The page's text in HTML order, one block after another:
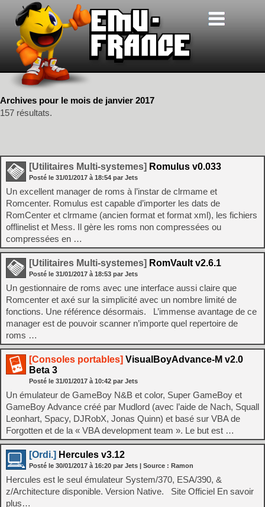
Archives pour le mois de janvier 2017
157 résultats.
[Utilitaires Multi-systemes] Romulus v0.033
Posté le 31/01/2017 à 18:54 par Jets
Un excellent manager de roms à l’instar de clrmame et
Romcenter. Romulus est capable d’importer les dats de
RomCenter et clrmame (ancien format et format xml), les fichiers
offlinelist et Mess. Il gère les roms non compressées ou
compressées en …
[Utilitaires Multi-systemes] RomVault v2.6.1
Posté le 31/01/2017 à 18:53 par Jets
Un gestionnaire de roms avec une interface aussi claire que
Romcenter et axé sur la simplicité avec un nombre limité de
fonctions. Une référence désormais. L’immense avantage de ce
manager est de pouvoir scanner n’importe quel repertoire de
roms …
[Consoles portables] VisualBoyAdvance-M v2.0
Beta 3
Posté le 31/01/2017 à 10:42 par Jets
Un émulateur de GameBoy N&B et color, Super GameBoy et
GameBoy Advance créé par Mudlord (avec l’aide de Nach, Squall
Leonhart, Spacy, DJRobX, Jonas Quinn) et basé sur VBA de
Forgotten et de la « VBA development team ». Le but est …
[Ordi.] Hercules v3.12
Posté le 30/01/2017 à 16:20 par Jets | Source : Ramon
Hercules est le seul émulateur System/370, ESA/390, &
z/Architecture disponible. Version Native. Site Officiel En savoir
plus…